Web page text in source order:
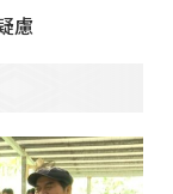
慮